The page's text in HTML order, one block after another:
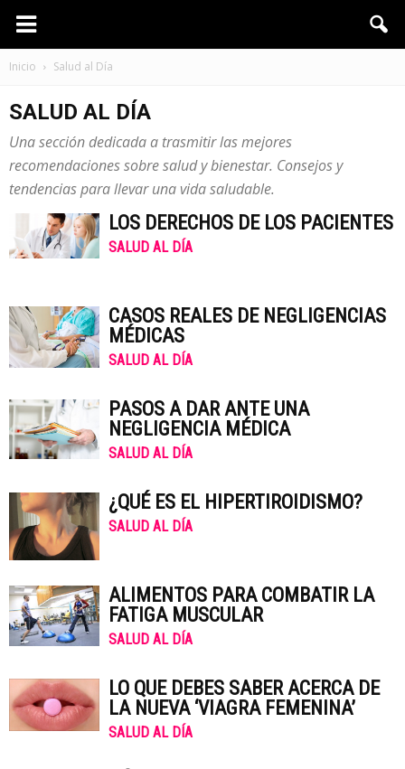
Inicio Salud al Día
SALUD AL DÍA
Una sección dedicada a trasmitir las mejores
recomendaciones sobre salud y bienestar. Consejos y
tendencias para llevar una vida saludable.
LOS DERECHOS DE LOS PACIENTES
SALUD AL DÍA
CASOS REALES DE NEGLIGENCIAS
MÉDICAS
SALUD AL DÍA
PASOS A DAR ANTE UNA
NEGLIGENCIA MÉDICA
SALUD AL DÍA
¿QUÉ ES EL HIPERTIROIDISMO?
SALUD AL DÍA
ALIMENTOS PARA COMBATIR LA
FATIGA MUSCULAR
SALUD AL DÍA
LO QUE DEBES SABER ACERCA DE
LA NUEVA ‘VIAGRA FEMENINA’
SALUD AL DÍA